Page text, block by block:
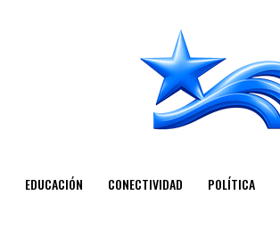
EDUCACIÓN CONECTIVIDAD POLÍTICA